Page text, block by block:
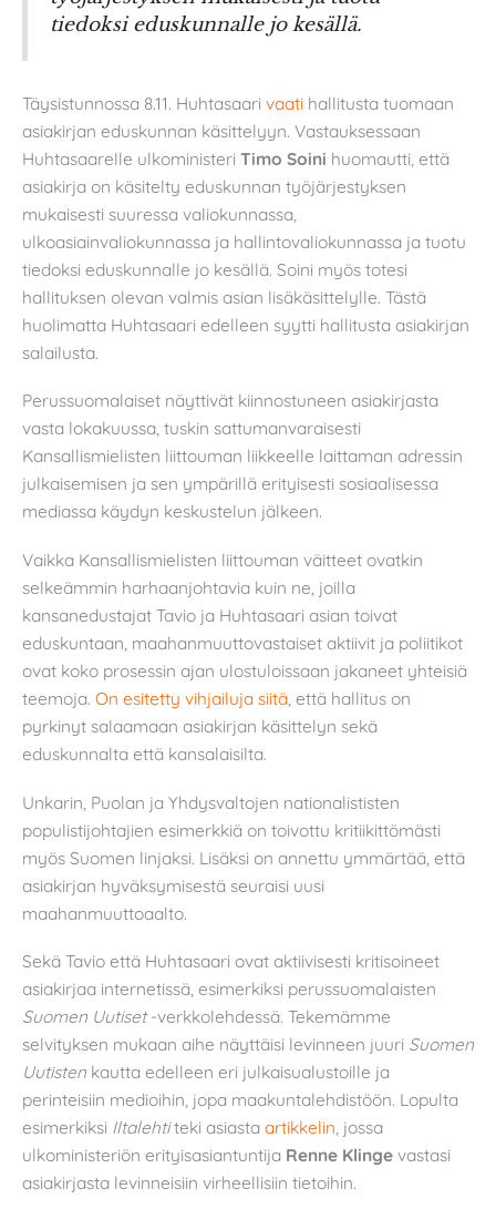
tiedoksi eduskunnalle jo kesällä.
Täysistunnossa 8.11. Huhtasaari vaati hallitusta tuomaan
asiakirjan eduskunnan käsittelyyn. Vastauksessaan
Huhtasaarelle ulkoministeri Timo Soini huomautti, että
asiakirja on käsitelty eduskunnan työjärjestyksen
mukaisesti suuressa valiokunnassa,
ulkoasiainvaliokunnassa ja hallintovaliokunnassa ja tuotu
tiedoksi eduskunnalle jo kesällä. Soini myös totesi
hallituksen olevan valmis asian lisäkäsittelylle. Tästä
huolimatta Huhtasaari edelleen syytti hallitusta asiakirjan
salailusta.
Perussuomalaiset näyttivät kiinnostuneen asiakirjasta
vasta lokakuussa, tuskin sattumanvaraisesti
Kansallismielisten liittouman liikkeelle laittaman adressin
julkaisemisen ja sen ympärillä erityisesti sosiaalisessa
mediassa käydyn keskustelun jälkeen.
Vaikka Kansallismielisten liittouman väitteet ovatkin
selkeämmin harhaanjohtavia kuin ne, joilla
kansanedustajat Tavio ja Huhtasaari asian toivat
eduskuntaan, maahanmuuttovastaiset aktiivit ja poliitikot
ovat koko prosessin ajan ulostuloissaan jakaneet yhteisiä
teemoja. On esitetty vihjailuja siitä , että hallitus on
pyrkinyt salaamaan asiakirjan käsittelyn sekä
eduskunnalta että kansalaisilta.
Unkarin, Puolan ja Yhdysvaltojen nationalististen
populistijohtajien esimerkkiä on toivottu kritiikittömästi
myös Suomen linjaksi. Lisäksi on annettu ymmärtää, että
asiakirjan hyväksymisestä seuraisi uusi
maahanmuuttoaalto.
Sekä Tavio että Huhtasaari ovat aktiivisesti kritisoineet
asiakirjaa internetissä, esimerkiksi perussuomalaisten
Suomen Uutiset-verkkolehdessä. Tekemämme
selvityksen mukaan aihe näyttäisi levinneen juuri Suomen
Uutisten kautta edelleen eri julkaisualustoille ja
perinteisiin medioihin, jopa maakuntalehdistöön. Lopulta
esimerkiksi Iltalehtiteki asiasta artikkelin, jossa
ulkoministeriön erityisasiantuntija Renne Klinge vastasi
asiakirjasta levinneisiin virheellisiin tietoihin.